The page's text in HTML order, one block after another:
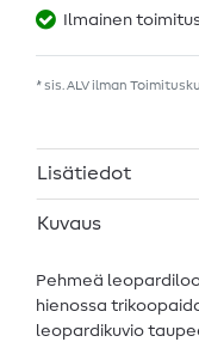
Ilmainen
* sis. ALV ilman
Lisätiedot
Kuvaus
Pehmeä
hienossa
leopardikuvio